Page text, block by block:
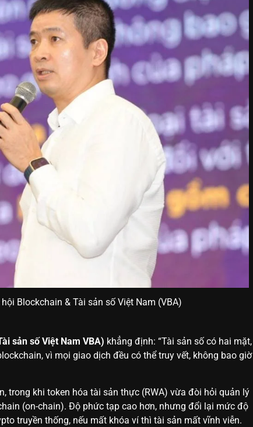
Blockchain & Tài sản số Việt Nam (VBA)
sản số Việt Nam VBA) khẳng định: “Tài sản số có hai mặt,
vì mọi giao dịch đều có thể truy vết, không bao giờ
trong khi token hóa tài sản thực (RWA) vừa đòi hỏi quản lý
(on-chain). Độ phức tạp cao hơn, nhưng đổi lại mức độ
truyền thống, nếu mất khóa ví thì tài sản mất vĩnh viễn.